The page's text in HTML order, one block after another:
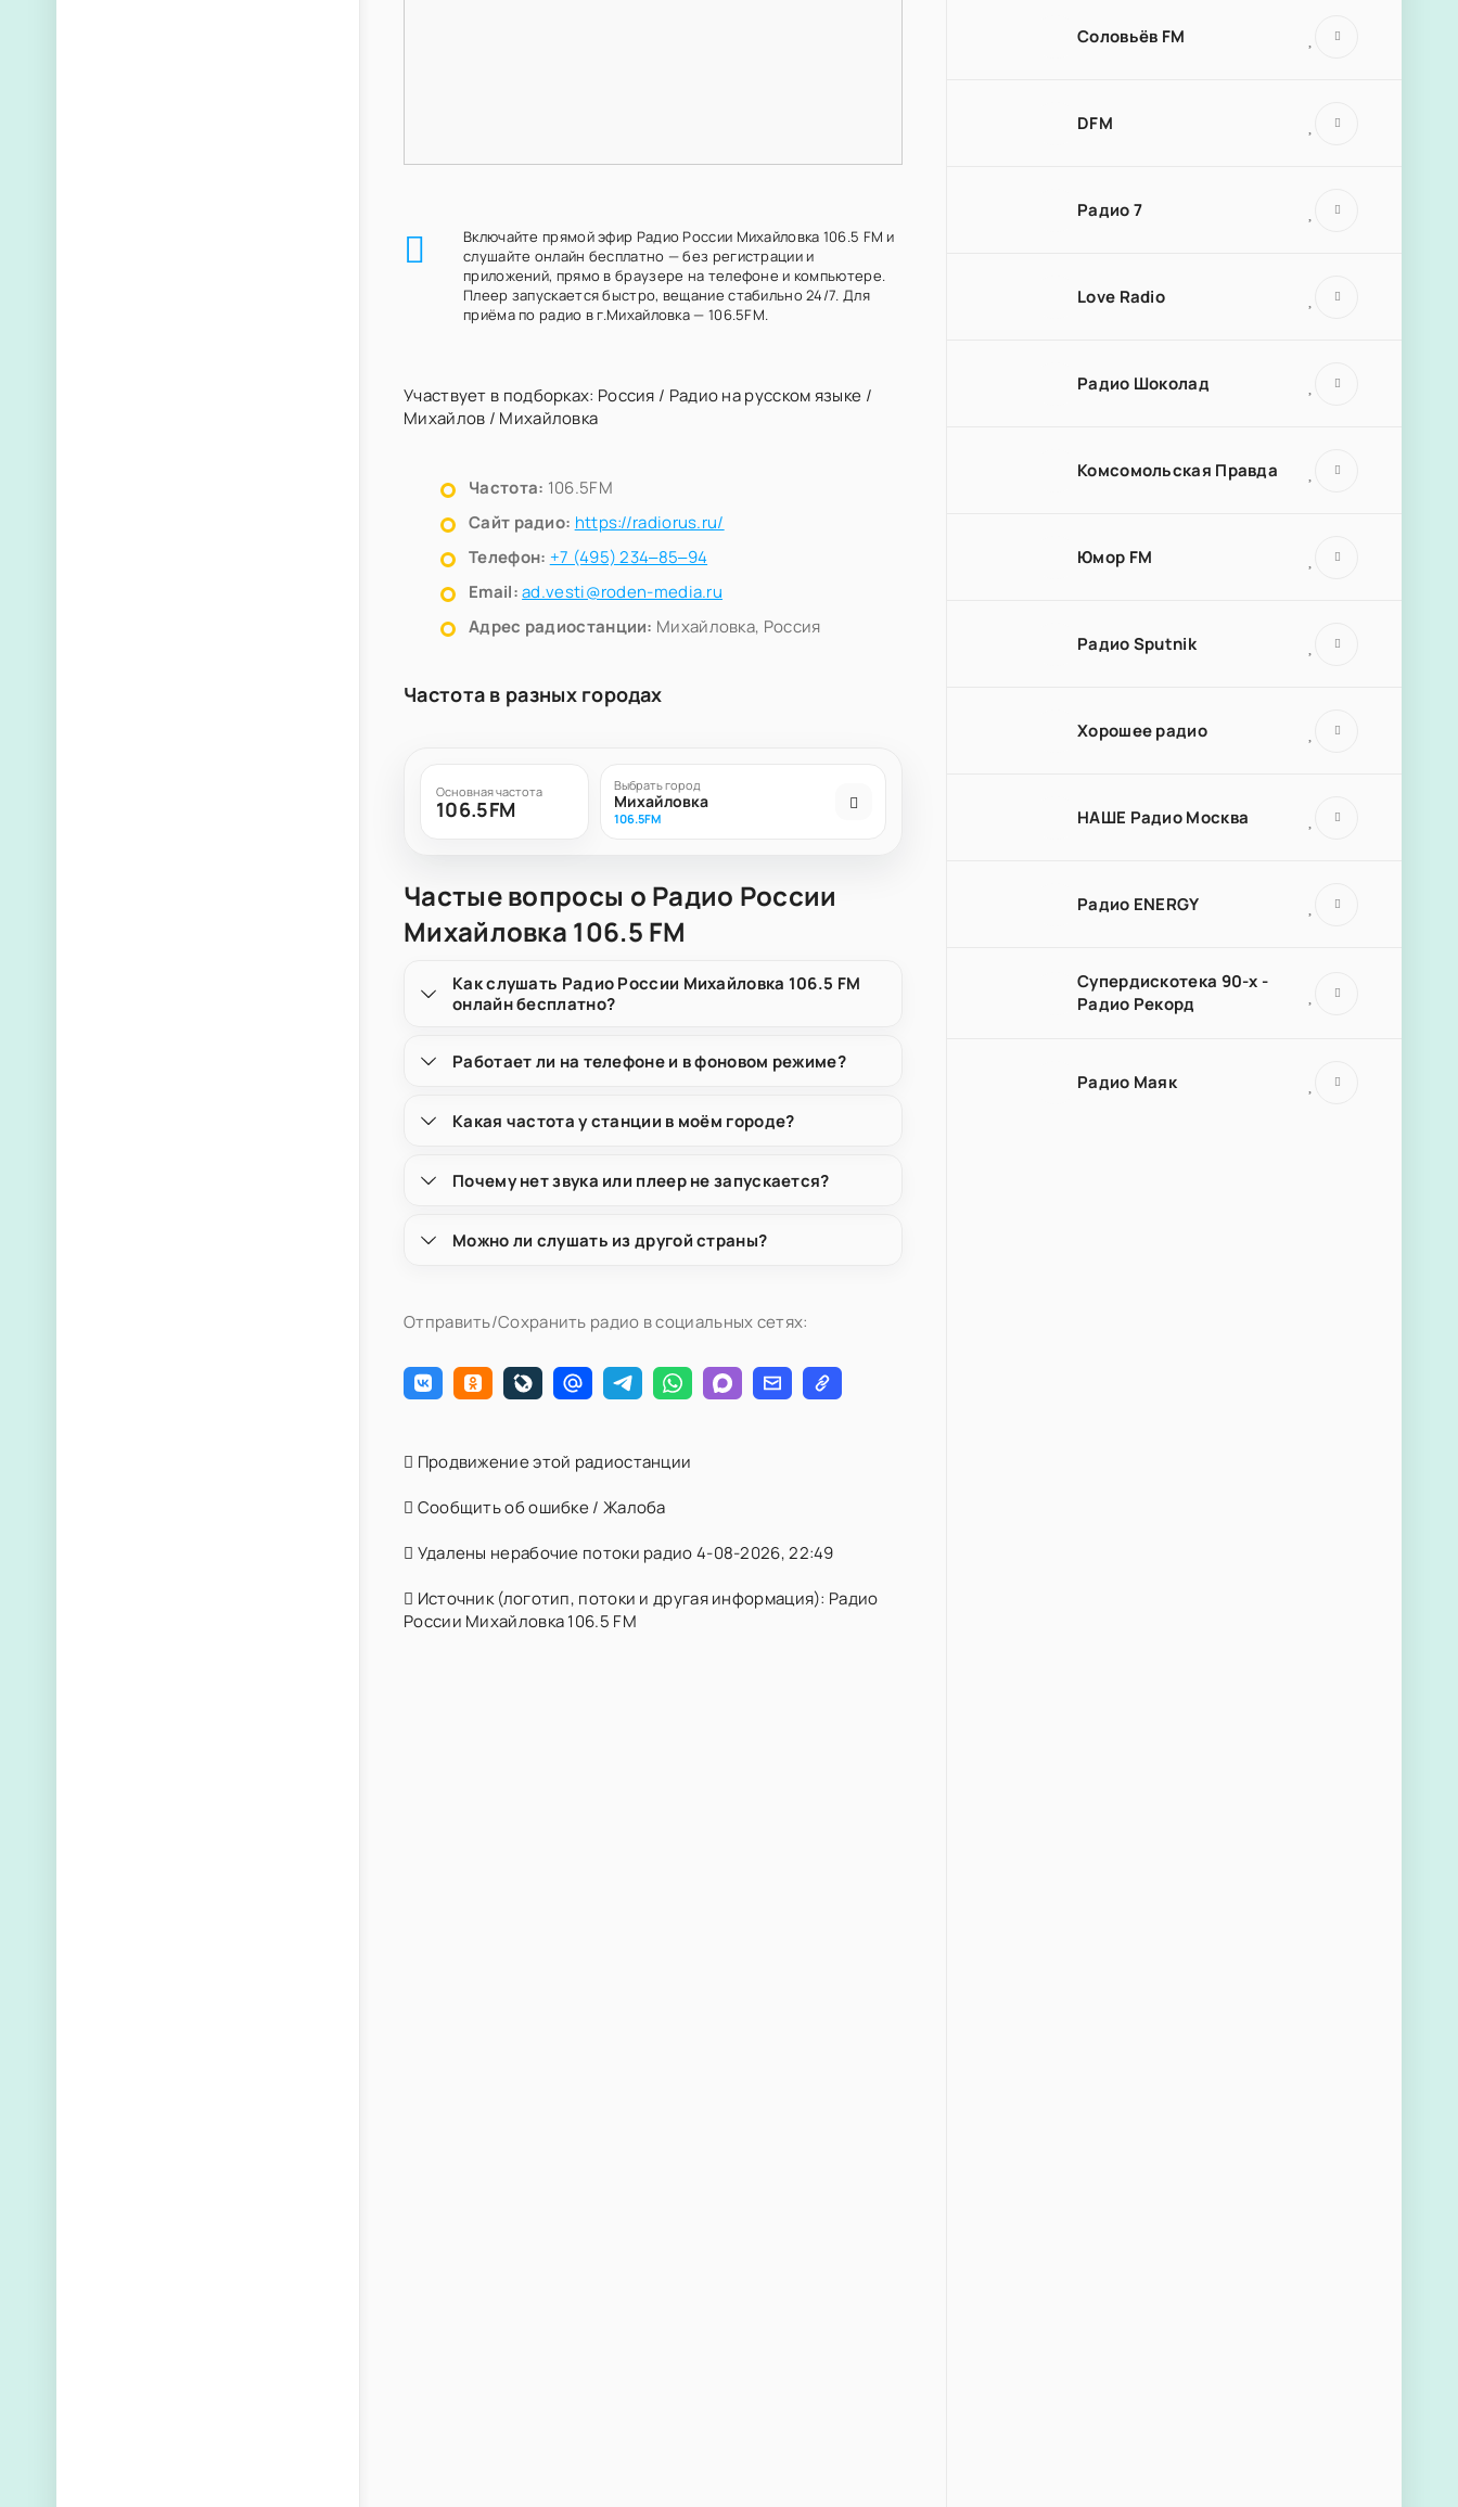
Включайте прямой эфир Радио России Михайловка 106.5 FM и
слушайте онлайн бесплатно — без регистрации и
приложений, прямо в браузере на телефоне и компьютере.
Плеер запускается быстро, вещание стабильно 24/7. Для
приёма по радио в г.Михайловка — 106.5FM.
Участвует в подборках: Россия / Радио на русском языке /
Михайлов / Михайловка
Частота: 106.5FM
Сайт радио: https://radiorus.ru/
Телефон: +7 (495) 234‒85‒94
Email:ad.vesti@roden-media.ru
Адрес радиостанции: Михайловка, Россия
Частота в разных городах
Основная частота
106.5FM
Выбрать город
Михайловка
106.5FM
Частые вопросы о Радио России
Михайловка 106.5 FM
Как слушать Радио России Михайловка 106.5 FM
онлайн бесплатно?
Работает ли на телефоне и в фоновом режиме?
Какая частота у станции в моём городе?
Почему нет звука или плеер не запускается?
Можно ли слушать из другой страны?
Отправить/Сохранить радио в социальных сетях:
Продвижение этой радиостанции
Сообщить об ошибке / Жалоба
Удалены нерабочие потоки радио 4-08-2026, 22:49
Источник (логотип, потоки и другая информация): Радио
России Михайловка 106.5 FM
Соловьёв FM
DFM
Радио 7
Love Radio
Радио Шоколад
Комсомольская Правда
Юмор FM
Радио Sputnik
Хорошее радио
НАШЕ Радио Москва
Радио ENERGY
Супердискотека 90-х -
Радио Рекорд
Радио Маяк